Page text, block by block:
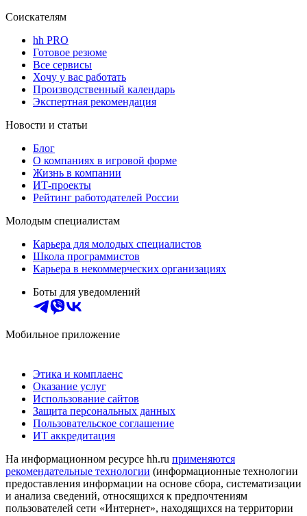
Соискателям
hh PRO
Готовое резюме
Все сервисы
Хочу у вас работать
Производственный календарь
Экспертная рекомендация
Новости и статьи
Блог
О компаниях в игровой форме
Жизнь в компании
ИТ-проекты
Рейтинг работодателей России
Молодым специалистам
Карьера для молодых специалистов
Школа программистов
Карьера в некоммерческих организациях
Боты для уведомлений
Мобильное приложение
Этика и комплаенс
Оказание услуг
Использование сайтов
Защита персональных данных
Пользовательское соглашение
ИТ аккредитация
На информационном ресурсе hh.ru применяются
рекомендательные технологии (информационные технологии
предоставления информации на основе сбора, систематизации
и анализа сведений, относящихся к предпочтениям
пользователей сети «Интернет», находящихся на территории